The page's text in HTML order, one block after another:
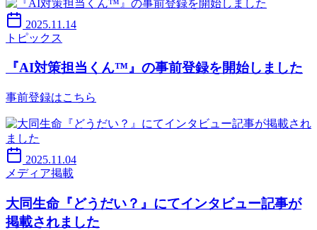
2025.11.14
トピックス
『AI対策担当くん™』の事前登録を開始しました
事前登録はこちら
2025.11.04
メディア掲載
大同生命『どうだい？』にてインタビュー記事が
掲載されました